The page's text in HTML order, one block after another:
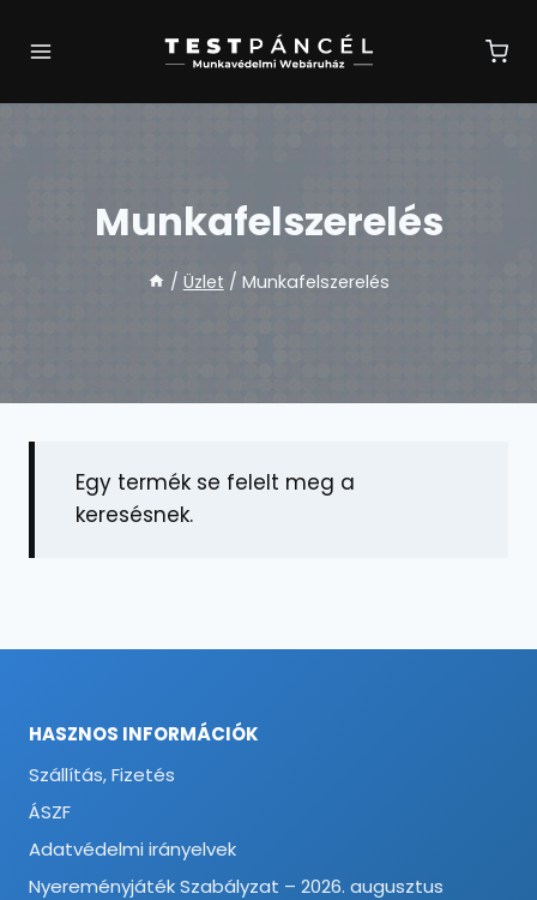
Munkafelszerelés
/ Üzlet / Munkafelszerelés
Egy termék se felelt meg a
keresésnek.
HASZNOS INFORMÁCIÓK
Szállítás, Fizetés
ÁSZF
Adatvédelmi irányelvek
Nyereményjáték Szabályzat – 2026. augusztus